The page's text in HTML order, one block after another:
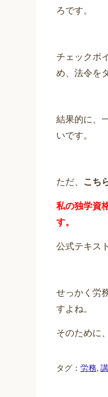
ろです。
チェックポ
め、法令を
結果的に、
いです。
ただ、 こち
私の独学資
す。
公式テキス
せっかく労
すよね。
そのために
タグ： 労務,